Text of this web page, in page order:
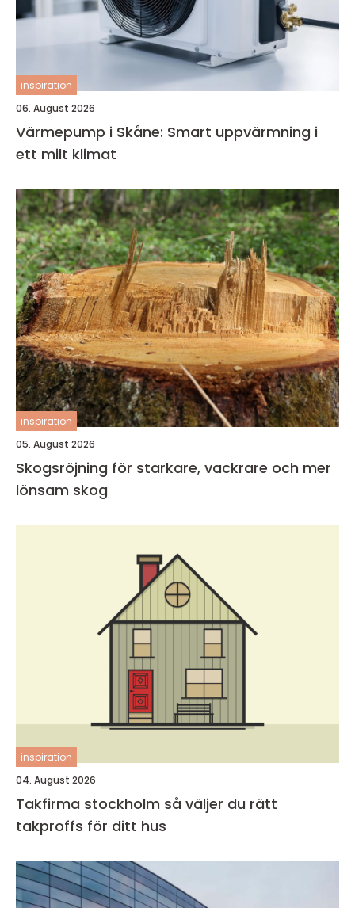
inspiration
06. August 2026
Värmepump i Skåne: Smart uppvärmning i
ett milt klimat
inspiration
05. August 2026
Skogsröjning för starkare, vackrare och mer
lönsam skog
inspiration
04. August 2026
Takfirma stockholm så väljer du rätt
takproffs för ditt hus